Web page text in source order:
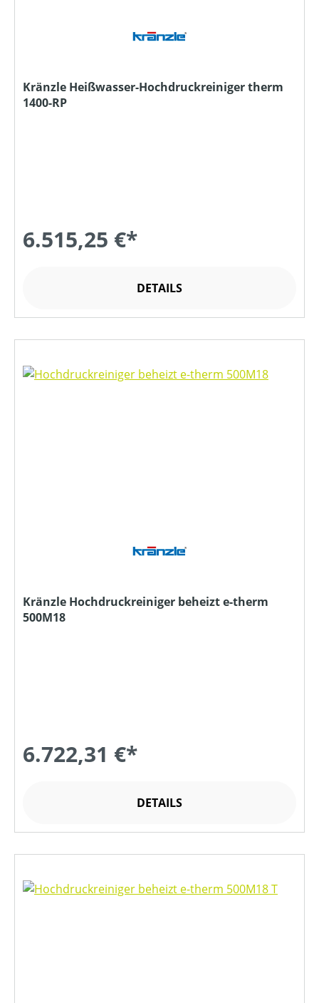
Kränzle Heißwasser-Hochdruckreiniger therm
1400-RP
6.515,25 €*
DETAILS
Kränzle Hochdruckreiniger beheizt e-therm
500M18
6.722,31 €*
DETAILS